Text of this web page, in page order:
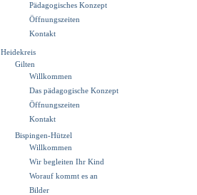
Pädagogisches Konzept
Öffnungszeiten
Kontakt
Heidekreis
Gilten
Willkommen
Das pädagogische Konzept
Öffnungszeiten
Kontakt
Bispingen-Hützel
Willkommen
Wir begleiten Ihr Kind
Worauf kommt es an
Bilder